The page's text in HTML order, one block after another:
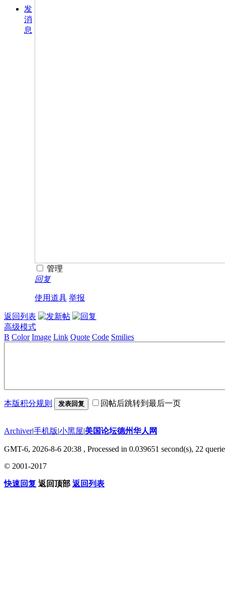
发
消
息
管理
回复
使用道具 举报
返回列表
高级模式
B Color Image Link Quote Code Smilies
本版积分规则 发表回复 回帖后跳转到最后一页
Archiver|手机版|小黑屋|美国论坛德州华人网
GMT-6, 2026-8-6 20:38 , Processed in 0.039651 second(s), 22
© 2001-2017
快速回复 返回顶部 返回列表